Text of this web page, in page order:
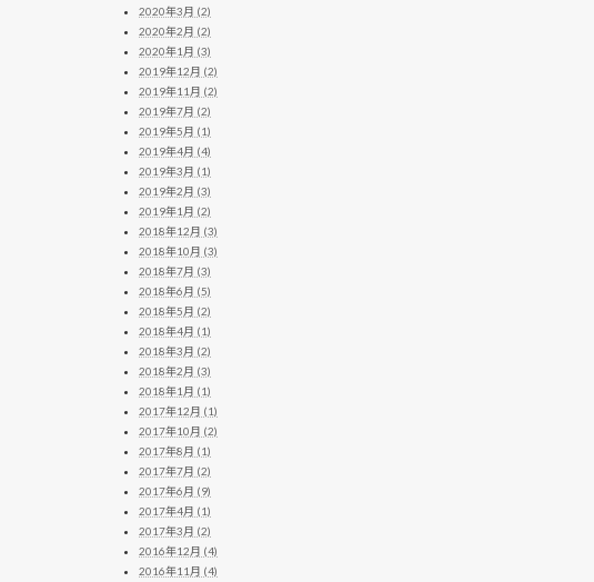
2020年3月 (2)
2020年2月 (2)
2020年1月 (3)
2019年12月 (2)
2019年11月 (2)
2019年7月 (2)
2019年5月 (1)
2019年4月 (4)
2019年3月 (1)
2019年2月 (3)
2019年1月 (2)
2018年12月 (3)
2018年10月 (3)
2018年7月 (3)
2018年6月 (5)
2018年5月 (2)
2018年4月 (1)
2018年3月 (2)
2018年2月 (3)
2018年1月 (1)
2017年12月 (1)
2017年10月 (2)
2017年8月 (1)
2017年7月 (2)
2017年6月 (9)
2017年4月 (1)
2017年3月 (2)
2016年12月 (4)
2016年11月 (4)